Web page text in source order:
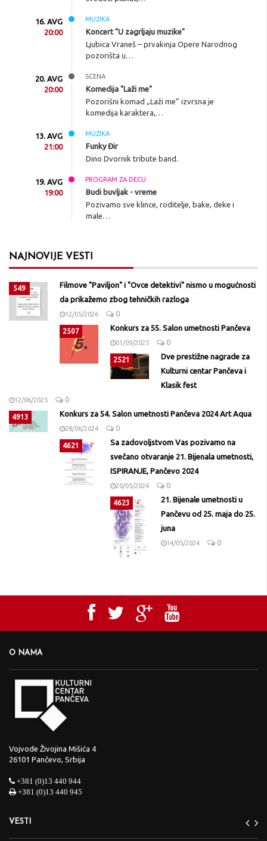
16. AVG
20:00
MUZIKA
Koncert "U zagrljaju muzike"
Ljubica Vraneš – prvakinja Opere Narodnog
pozorišta u…
20. AVG
20:00
SCENA
Komedija "Laži me"
Pozorišni komad „Laži me” izvrsna je
komedija karaktera,…
13. AVG
21:00
MUZIKA
Funky Đir
Dino Dvornik tribute band.
19. AVG
19:00
PROGRAM ZA DECU
Budi buvljak - vreme
Pozivamo sve klince, roditelje, bake, deke i
male…
NAJNOVIJE VESTI
549
Filmove "Paviljon" i "Ovce detektivi" nismo u mogućnosti
da prikažemo zbog tehničkih razloga
12/05/2026 0
2507 Konkurs za 55. Salon umetnosti Pančeva
01/09/2025 0
2521
Dve prestižne nagrade za
Kulturni centar Pančeva i
Klasik fest
12/06/2025 0
4913 Konkurs za 54. Salon umetnosti Pančeva 2024 Art Aqua
28/06/2024 0
4621
Sa zadovoljstvom Vas pozivamo na
svečano otvaranje 21. Bijenala umetnosti,
ISPIRANJE, Pančevo 2024
20/05/2024 0
4623
21. Bijenale umetnosti u
Pančevu od 25. maja do 25.
juna
14/05/2024 0
O NAMA
Vojvode Živojina Mišića 4
26101 Pančevo, Srbija
+381 (0)13 440 944
+381 (0)13 440 945
VESTI